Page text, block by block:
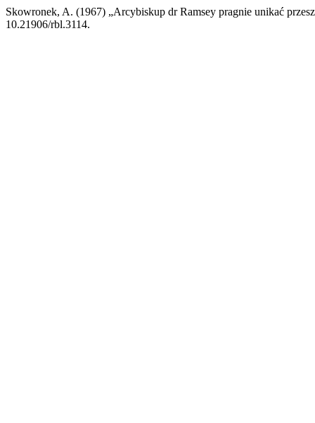
Skowronek, A. (1967) „Arcybiskup dr Ramsey pragnie unikać
10.21906/rbl.3114.